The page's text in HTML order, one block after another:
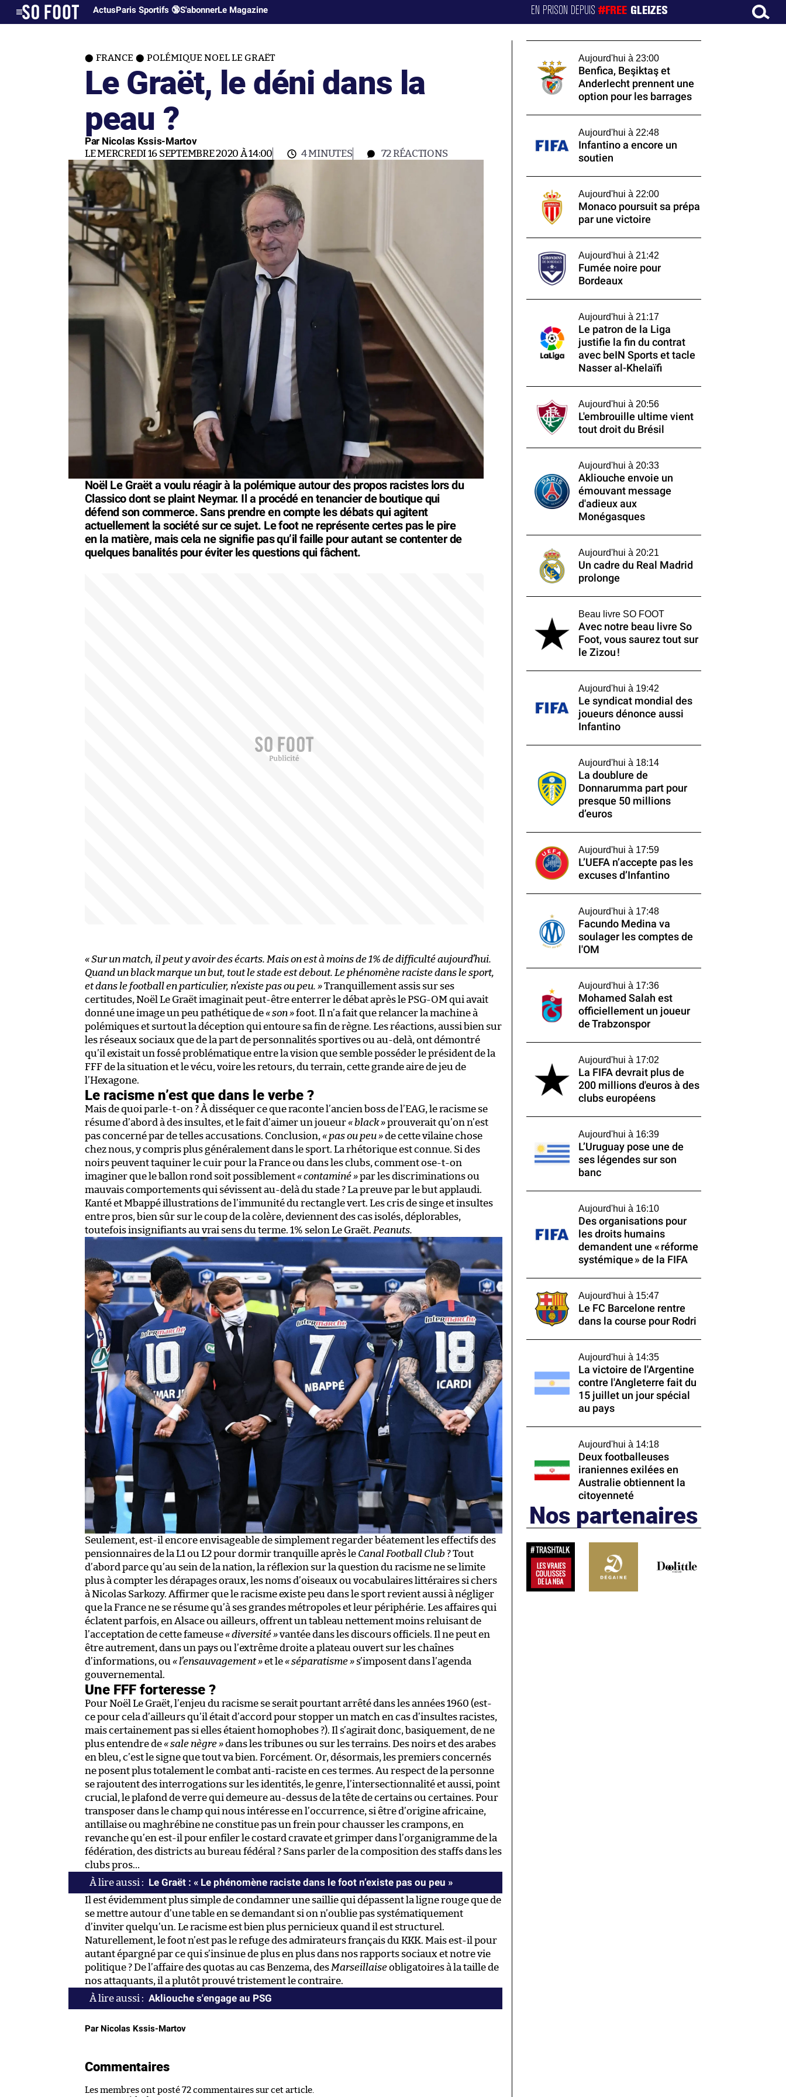
ActusParis Sportifs 🔞S'abonnerLe Magazine EN PRISON DEPUIS#FREE GLEIZES
FRANCE POLÉMIQUE NOEL LE GRAËT
Le Graët, le déni dans la
peau ?
Par Nicolas Kssis-Martov
LE MERCREDI 16 SEPTEMBRE 2020 À 14:00 4 MINUTES 72RÉACTIONS
Noël Le Graët a voulu réagir à la polémique autour des propos racistes lors du
Classico dont se plaint Neymar. Il a procédé en tenancier de boutique qui
défend son commerce. Sans prendre en compte les débats qui agitent
actuellement la société sur ce sujet. Le foot ne représente certes pas le pire
en la matière, mais cela ne signifie pas qu’il faille pour autant se contenter de
quelques banalités pour éviter les questions qui fâchent.
« Sur un match, il peut y avoir des écarts. Mais on est à moins de 1% de difficulté aujourd’hui.
Quand un black marque un but, tout le stade est debout. Le phénomène raciste dans le sport,
et dans le football en particulier, n’existe pas ou peu. »Tranquillement assis sur ses
certitudes, Noël Le Graët imaginait peut-être enterrer le débat après le PSG-OM qui avait
donné une image un peu pathétique de« son »foot. Il n’a fait que relancer la machine à
polémiques et surtout la déception qui entoure sa fin de règne. Les réactions, aussi bien sur
les réseaux sociaux que de la part de personnalités sportives ou au-delà, ont démontré
qu’il existait un fossé problématique entre la vision que semble posséder le président de la
FFF de la situation et le vécu, voire les retours, du terrain, cette grande aire de jeu de
l’Hexagone.
Le racisme n’est que dans le verbe ?
Mais de quoi parle-t-on ? À disséquer ce que raconte l’ancien boss de l’EAG, le racisme se
résume d’abord à des insultes, et le fait d’aimer un joueur« black »prouverait qu’on n’est
pas concerné par de telles accusations. Conclusion, « pas ou peu »de cette vilaine chose
chez nous, y compris plus généralement dans le sport. La rhétorique est connue. Si des
noirs peuvent taquiner le cuir pour la France ou dans les clubs, comment ose-t-on
imaginer que le ballon rond soit possiblement« contaminé »par les discriminations ou
mauvais comportements qui sévissent au-delà du stade ? La preuve par le but applaudi.
Kanté et Mbappé illustrations de l’immunité du rectangle vert. Les cris de singe et insultes
entre pros, bien sûr sur le coup de la colère, deviennent des cas isolés, déplorables,
toutefois insignifiants au vrai sens du terme. 1% selon Le Graët. Peanuts.
Seulement, est-il encore envisageable de simplement regarder béatement les effectifs des
pensionnaires de la L1 ou L2 pour dormir tranquille après le Canal Football Club ? Tout
d’abord parce qu’au sein de la nation, la réflexion sur la question du racisme ne se limite
plus à compter les dérapages oraux, les noms d’oiseaux ou vocabulaires littéraires si chers
à Nicolas Sarkozy. Affirmer que le racisme existe peu dans le sport revient aussi à négliger
que la France ne se résume qu’à ses grandes métropoles et leur périphérie. Les affaires qui
éclatent parfois, en Alsace ou ailleurs, offrent un tableau nettement moins reluisant de
l’acceptation de cette fameuse« diversité »vantée dans les discours officiels. Il ne peut en
être autrement, dans un pays ou l’extrême droite a plateau ouvert sur les chaînes
d’informations, ou « l’ensauvagement »et le« séparatisme » s’imposent dans l’agenda
gouvernemental.
Une FFF forteresse ?
Pour Noël Le Graët, l’enjeu du racisme se serait pourtant arrêté dans les années 1960 (est-
ce pour cela d’ailleurs qu’il était d’accord pour stopper un match en cas d’insultes racistes,
mais certainement pas si elles étaient homophobes ?). Il s’agirait donc, basiquement, de ne
plus entendre de« sale nègre »dans les tribunes ou sur les terrains. Des noirs et des arabes
en bleu, c’est le signe que tout va bien. Forcément. Or, désormais, les premiers concernés
ne posent plus totalement le combat anti-raciste en ces termes. Au respect de la personne
se rajoutent des interrogations sur les identités, le genre, l’intersectionnalité et aussi, point
crucial, le plafond de verre qui demeure au-dessus de la tête de certains ou certaines. Pour
transposer dans le champ qui nous intéresse en l’occurrence, si être d’origine africaine,
antillaise ou maghrébine ne constitue pas un frein pour chausser les crampons, en
revanche qu’en est-il pour enfiler le costard cravate et grimper dans l’organigramme de la
fédération, des districts au bureau fédéral ? Sans parler de la composition des staffs dans les
clubs pros…
Le Graët : « Le phénomène raciste dans le foot n’existe pas ou peu »
Il est évidemment plus simple de condamner une saillie qui dépassent la ligne rouge que de
se mettre autour d’une table en se demandant si on n’oublie pas systématiquement
d’inviter quelqu’un. Le racisme est bien plus pernicieux quand il est structurel.
Naturellement, le foot n’est pas le refuge des admirateurs français du KKK. Mais est-il pour
autant épargné par ce qui s’insinue de plus en plus dans nos rapports sociaux et notre vie
politique ? De l’affaire des quotas au cas Benzema, des Marseillaiseobligatoires à la taille de
nos attaquants, il a plutôt prouvé tristement le contraire.
Akliouche s'engage au PSG
Par Nicolas Kssis-Martov
Commentaires
Les membres ont posté 72 commentaires sur cet article.
Aujourd'hui à 23:00
Benfica, Beşiktaş et
Anderlecht prennent une
option pour les barrages
Aujourd'hui à 22:48
Infantino a encore un
soutien
Aujourd'hui à 22:00
Monaco poursuit sa prépa
par une victoire
Aujourd'hui à 21:42
Fumée noire pour
Bordeaux
Aujourd'hui à 21:17
Le patron de la Liga
justifie la fin du contrat
avec beIN Sports et tacle
Nasser al-Khelaïfi
Aujourd'hui à 20:56
L'embrouille ultime vient
tout droit du Brésil
Aujourd'hui à 20:33
Akliouche envoie un
émouvant message
d'adieux aux
Monégasques
Aujourd'hui à 20:21
Un cadre du Real Madrid
prolonge
Beau livre SO FOOT
Avec notre beau livre So
Foot, vous saurez tout sur
le Zizou !
Aujourd'hui à 19:42
Le syndicat mondial des
joueurs dénonce aussi
Infantino
Aujourd'hui à 18:14
La doublure de
Donnarumma part pour
presque 50 millions
d’euros
Aujourd'hui à 17:59
L’UEFA n’accepte pas les
excuses d’Infantino
Aujourd'hui à 17:48
Facundo Medina va
soulager les comptes de
l'OM
Aujourd'hui à 17:36
Mohamed Salah est
officiellement un joueur
de Trabzonspor
Aujourd'hui à 17:02
La FIFA devrait plus de
200 millions d'euros à des
clubs européens
Aujourd'hui à 16:39
L’Uruguay pose une de
ses légendes sur son
banc
Aujourd'hui à 16:10
Des organisations pour
les droits humains
demandent une « réforme
systémique » de la FIFA
Aujourd'hui à 15:47
Le FC Barcelone rentre
dans la course pour Rodri
Aujourd'hui à 14:35
La victoire de l'Argentine
contre l'Angleterre fait du
15 juillet un jour spécial
au pays
Aujourd'hui à 14:18
Deux footballeuses
iraniennes exilées en
Australie obtiennent la
citoyenneté
Nos partenaires